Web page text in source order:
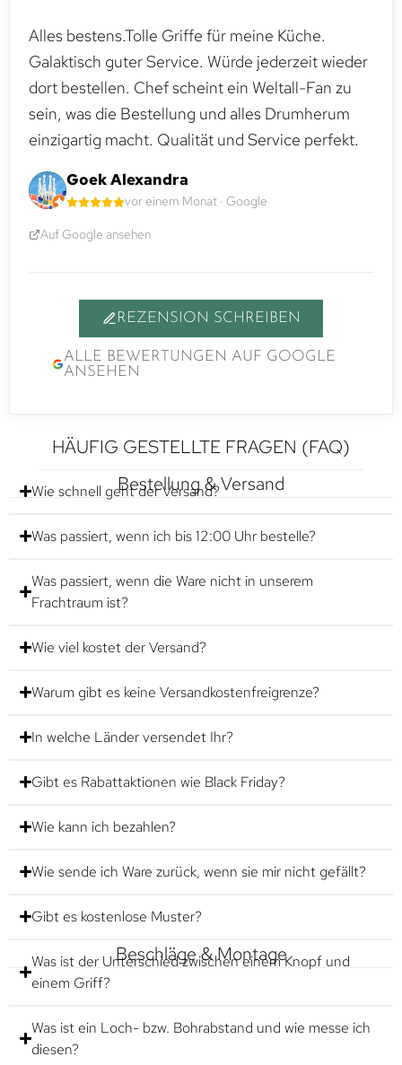
Alles bestens.Tolle Griffe für meine Küche.
Galaktisch guter Service. Würde jederzeit wieder
dort bestellen. Chef scheint ein Weltall-Fan zu
sein, was die Bestellung und alles Drumherum
einzigartig macht. Qualität und Service perfekt.
Goek Alexandra
vor einem Monat · Google
Auf Google ansehen
REZENSION SCHREIBEN
ALLE BEWERTUNGEN AUF GOOGLE
ANSEHEN
HÄUFIG GESTELLTE FRAGEN (FAQ)
Bestellung & Versand
Wie schnell geht der Versand?
Was passiert, wenn ich bis 12:00 Uhr bestelle?
Was passiert, wenn die Ware nicht in unserem
Frachtraum ist?
Wie viel kostet der Versand?
Warum gibt es keine Versandkostenfreigrenze?
In welche Länder versendet Ihr?
Gibt es Rabattaktionen wie Black Friday?
Wie kann ich bezahlen?
Wie sende ich Ware zurück, wenn sie mir nicht gefällt?
Gibt es kostenlose Muster?
Beschläge & Montage
Was ist der Unterschied zwischen einem Knopf und
einem Griff?
Was ist ein Loch- bzw. Bohrabstand und wie messe ich
diesen?